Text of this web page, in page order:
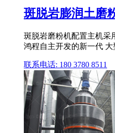
斑脱岩膨润土磨
斑脱岩磨粉机配置主机采
鸿程自主开发的新一代 大
联系电话: 180 3780 8511